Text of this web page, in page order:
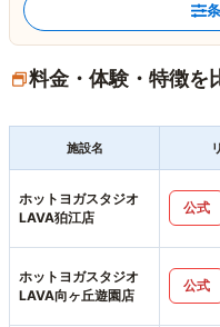
料金・体験・特徴を
施設名
ホットヨガスタジオ
LAVA狛江店
公式
ホットヨガスタジオ
LAVA向ヶ丘遊園店
公式